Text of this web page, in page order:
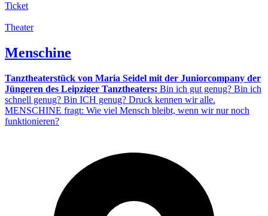
Ticket
Theater
Menschine
Tanztheaterstück von Maria Seidel mit der Juniorcompany der
Jüngeren des Leipziger Tanztheaters: Bin ich gut genug? Bin ich
schnell genug? Bin ICH genug? Druck kennen wir alle.
MENSCHINE fragt: Wie viel Mensch bleibt, wenn wir nur noch
funktionieren?